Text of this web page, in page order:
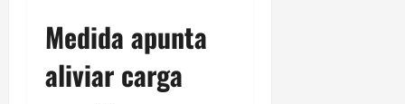
Medida apunta
aliviar carga